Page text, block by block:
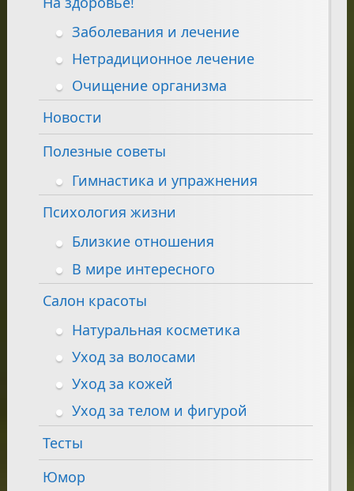
Заболевания и лечение
Нетрадиционное лечение
Очищение организма
Новости
Полезные советы
Гимнастика и упражнения
Психология жизни
Близкие отношения
В мире интересного
Салон красоты
Натуральная косметика
Уход за волосами
Уход за кожей
Уход за телом и фигурой
Тесты
Юмор